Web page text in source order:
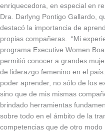
enriquecedora, en especial en
Dra. Darlyng Pontigo Gallardo,
destacó la importancia de
propias compañeras. “Mi
programa Executive Women
permitió conocer a grandes
de liderazgo femenino en el
poder aprender, no sólo de los
sino que de mis mismas
brindado herramientas
sobre todo en el ámbito de la
competencias que de otro